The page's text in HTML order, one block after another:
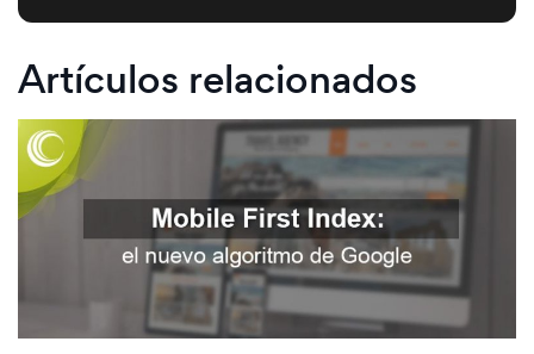
Artículos relacionados